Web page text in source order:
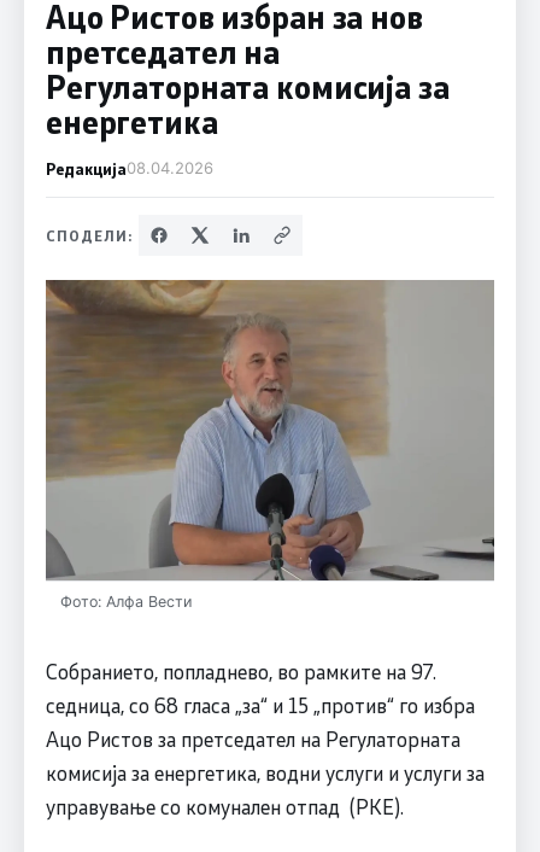
Ацо Ристов избран за нов
претседател на
Регулаторната комисија за
енергетика
Редакција08.04.2026
СПОДЕЛИ:
Фото: Алфа Вести
Собранието, попладнево, во рамките на 97.
седница, со 68 гласа „за“ и 15 „против“ го избра
Ацо Ристов за претседател на Регулаторната
комисија за енергетика, водни услуги и услуги за
управување со комунален отпад (РКЕ).